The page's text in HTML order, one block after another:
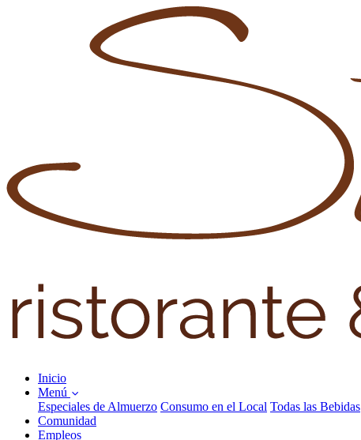
Inicio
Menú
Especiales de Almuerzo Consumo en el Local Todas las Bebidas
Comunidad
Empleos